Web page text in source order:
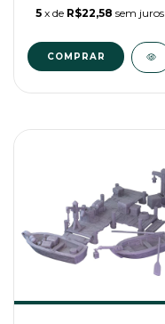
5 x de R$22,58 sem juros